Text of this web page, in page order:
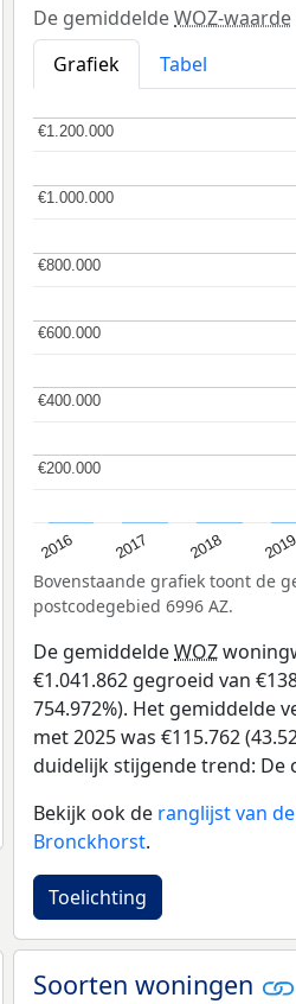
De gemiddeldeWOZ-waarde
Grafiek
Tabel
2016 2017 2018 2019
€200.000
€200.000
€400.000
€400.000
€600.000
€600.000
€800.000
€800.000
€1.000.000
€1.000.000
€1.200.000
€1.200.000
Bovenstaande grafiek toont de
postcodegebied 6996 AZ.
De gemiddeldeWOZ
€1.041.862 gegroeid van
754.972%). Het gemiddelde
met 2025 was €115.762
duidelijk stijgende trend: De
Bekijk ook de ranglijst van
Bronckhorst.
Toelichting
Soorten woningen